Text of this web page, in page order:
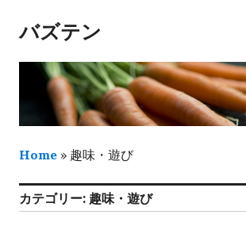
ン
ン
ス
ッ
プ
バズテン
Home » 趣味・遊び
カテゴリー: 趣味・遊び